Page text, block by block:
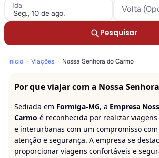
Ida Volta
search Pesquisar
Início Viações Nossa Senhora do Carmo
Por que viajar com a Nossa
Sediada em Formiga-MG, a Empresa
Carmo é reconhecida por realizar
e interurbanas com um compromisso
atenção e segurança. A empresa se
proporcionar viagens confortáveis e